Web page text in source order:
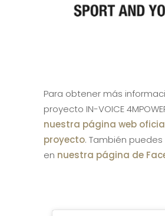
Para obtener más
proyecto IN-VOICE
nuestra página web
proyecto. También
en nuestra página de